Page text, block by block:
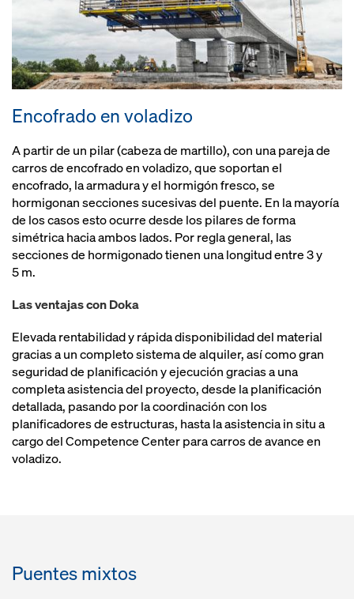
Encofrado en voladizo
A partir de un pilar (cabeza de martillo), con una pareja de
carros de encofrado en voladizo, que soportan el
encofrado, la armadura y el hormigón fresco, se
hormigonan secciones sucesivas del puente. En la mayoría
de los casos esto ocurre desde los pilares de forma
simétrica hacia ambos lados. Por regla general, las
secciones de hormigonado tienen una longitud entre 3 y
5 m.
Las ventajas con Doka
Elevada rentabilidad y rápida disponibilidad del material
gracias a un completo sistema de alquiler, así como gran
seguridad de planificación y ejecución gracias a una
completa asistencia del proyecto, desde la planificación
detallada, pasando por la coordinación con los
planificadores de estructuras, hasta la asistencia in situ a
cargo del Competence Center para carros de avance en
voladizo.
Puentes mixtos